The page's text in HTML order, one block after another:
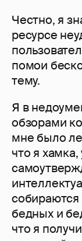
Честно, я
ресурсе
помои
тему.
Я в
обзорами
мне было
что я
собираются
бедных и
что я